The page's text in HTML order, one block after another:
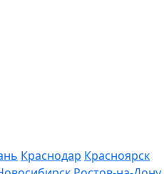
Краснодар Красноярск